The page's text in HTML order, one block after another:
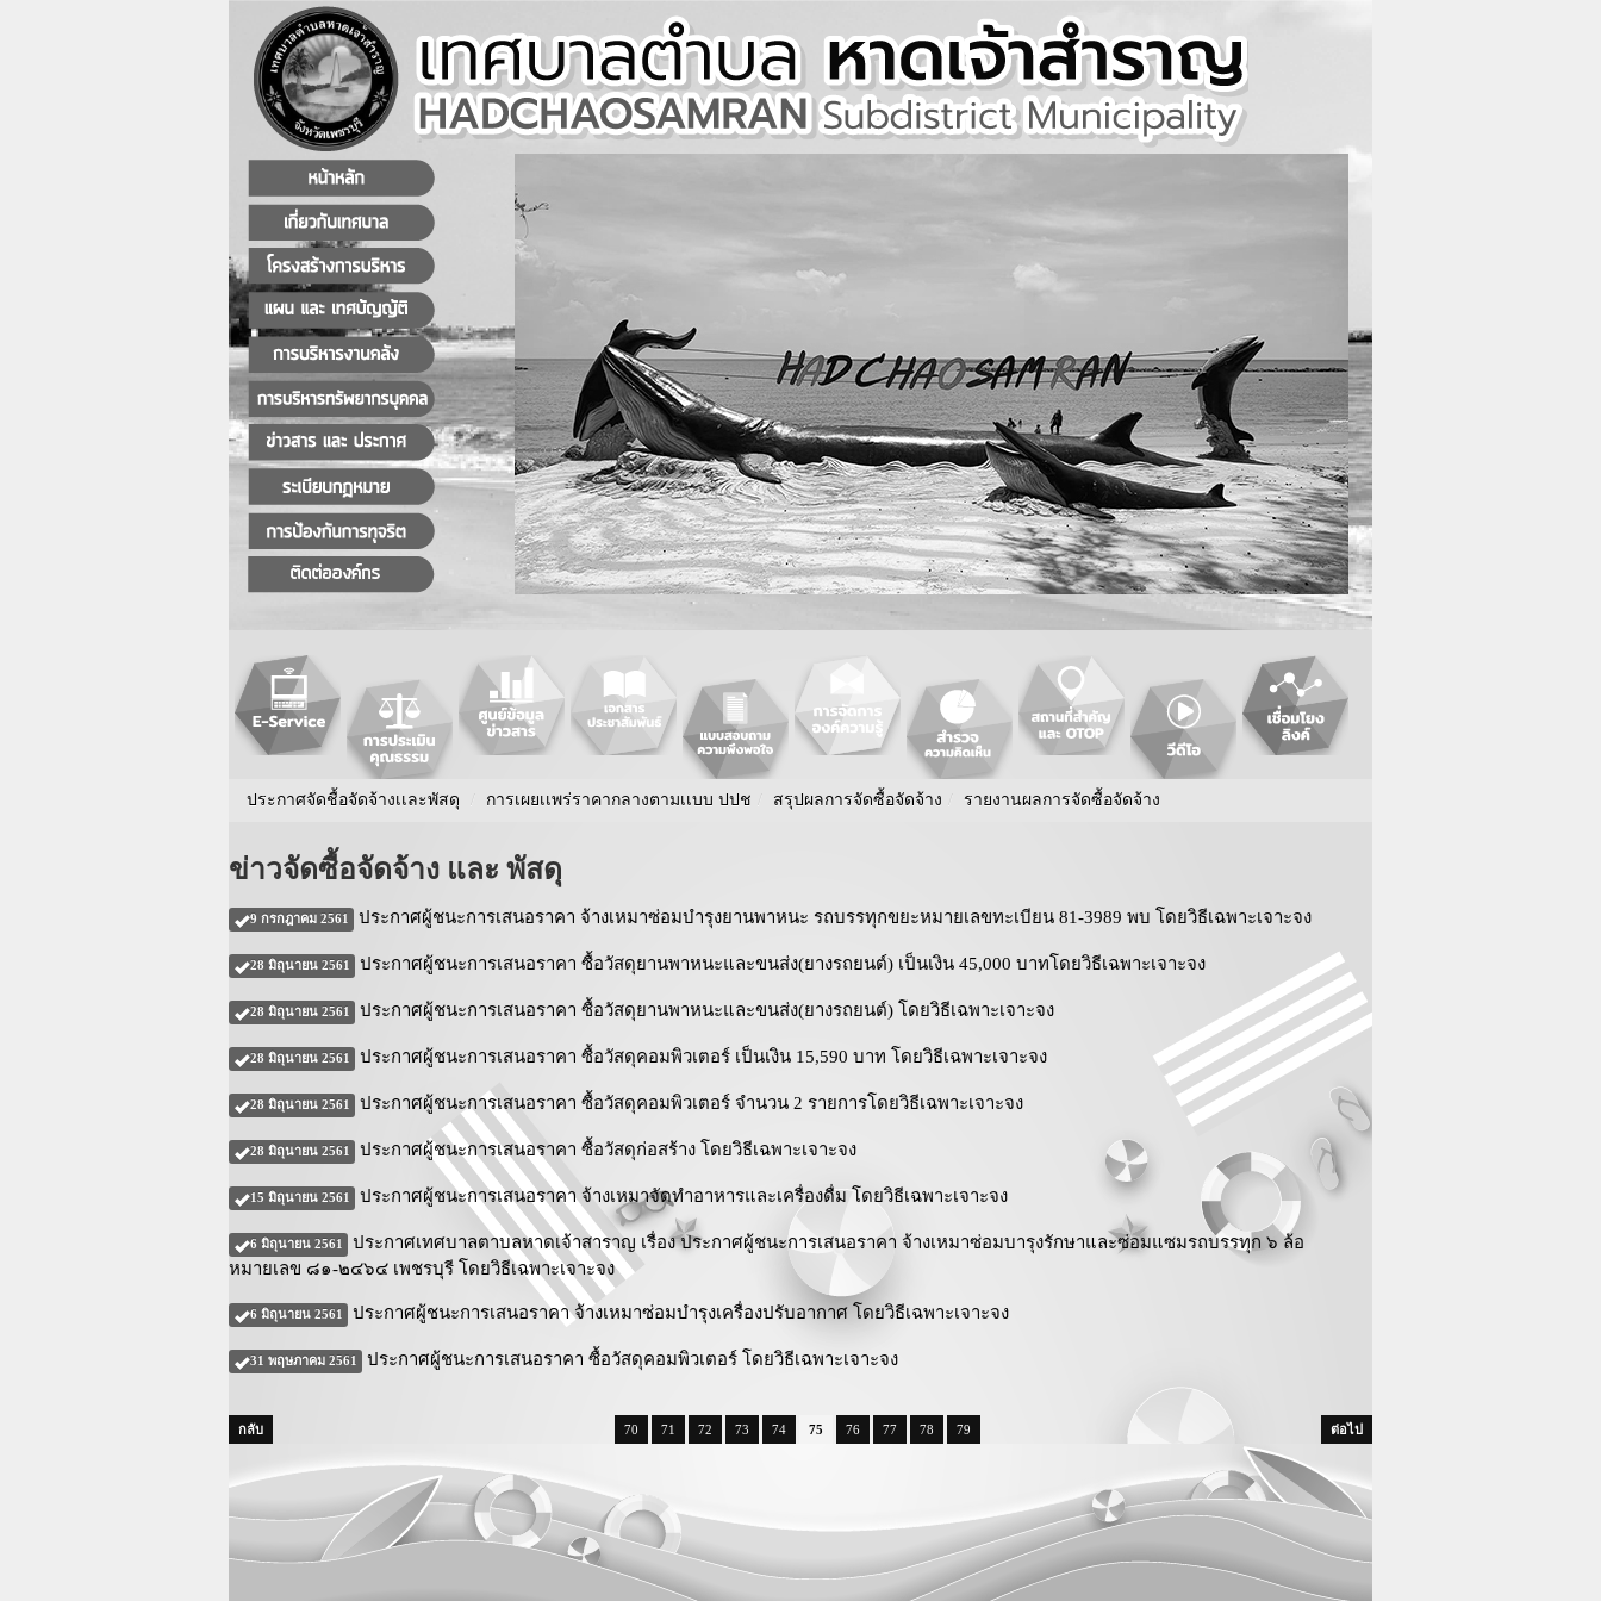
ประกาศจัดชื้อจัดจ้างเเละพัสดุ / การเผยเเพร่ราคากลางตามเเบบ ปปช / สรุปผลการจัดซื้อจัดจ้าง / รายงานผลการจัดซื้อจัดจ้าง
ข่าวจัดซื้อจัดจ้าง และ พัสดุ
9 กรกฎาคม 2561 ประกาศผู้ชนะการเสนอราคา จ้างเหมาซ่อมบำรุงยานพาหนะ รถบรรทุกขยะหมายเลขทะเบียน 81-3989 พบ โดยวิธีเฉพาะเจาะจง
28 มิถุนายน 2561 ประกาศผู้ชนะการเสนอราคา ซื้อวัสดุยานพาหนะและขนส่ง(ยางรถยนต์) เป็นเงิน 45,000 บาทโดยวิธีเฉพาะเจาะจง
28 มิถุนายน 2561 ประกาศผู้ชนะการเสนอราคา ซื้อวัสดุยานพาหนะและขนส่ง(ยางรถยนต์) โดยวิธีเฉพาะเจาะจง
28 มิถุนายน 2561 ประกาศผู้ชนะการเสนอราคา ซื้อวัสดุคอมพิวเตอร์ เป็นเงิน 15,590 บาท โดยวิธีเฉพาะเจาะจง
28 มิถุนายน 2561 ประกาศผู้ชนะการเสนอราคา ซื้อวัสดุคอมพิวเตอร์ จำนวน 2 รายการโดยวิธีเฉพาะเจาะจง
28 มิถุนายน 2561 ประกาศผู้ชนะการเสนอราคา ซื้อวัสดุก่อสร้าง โดยวิธีเฉพาะเจาะจง
15 มิถุนายน 2561 ประกาศผู้ชนะการเสนอราคา จ้างเหมาจัดทำอาหารและเครื่องดื่ม โดยวิธีเฉพาะเจาะจง
6 มิถุนายน 2561
ประกาศเทศบาลตาบลหาดเจ้าสาราญ เรื่อง ประกาศผู้ชนะการเสนอราคา จ้างเหมาซ่อมบารุงรักษาและซ่อมแซมรถบรรทุก ๖ ล้อ
หมายเลข ๘๑-๒๔๖๔ เพชรบุรี โดยวิธีเฉพาะเจาะจง
6 มิถุนายน 2561 ประกาศผู้ชนะการเสนอราคา จ้างเหมาซ่อมบำรุงเครื่องปรับอากาศ โดยวิธีเฉพาะเจาะจง
31 พฤษภาคม 2561 ประกาศผู้ชนะการเสนอราคา ซื้อวัสดุคอมพิวเตอร์ โดยวิธีเฉพาะเจาะจง
กลับ 70 71 72 73 74 75 76 77 78 79 ต่อไป